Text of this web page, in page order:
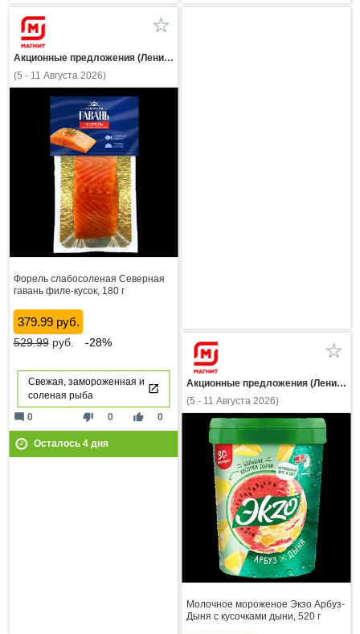
Акционные предложения (Ленинградская область)
(5 - 11 Августа 2026)
Форель слабосоленая Северная
гавань филе-кусок, 180 г
379.99 руб.
529.99руб. -28%
Свежая, замороженная и
соленая рыба
thumb_down 0 thumb_up 0
mode_comment 0
Осталось 4дня
Акционные предложения (Ленинградская область)
(5 - 11 Августа 2026)
Молочное мороженое Экзо Арбуз-
Дыня с кусочками дыни, 520 г